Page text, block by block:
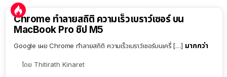
Chrome ทำลายสถิติ ความเร็วเบราว์เซอร์ บน
MacBook Pro ชิป M5
Google เผย Chrome ทำลายสถิติ ความเร็วเบราว์เซอร์บนเครื่ […] มากกว่า
โดย Thitirath Kinaret